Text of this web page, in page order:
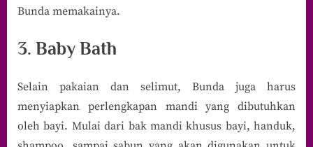
Bunda memakainya.
3. Baby Bath
Selain pakaian dan selimut, Bunda juga harus
menyiapkan perlengkapan mandi yang dibutuhkan
oleh bayi. Mulai dari bak mandi khusus bayi, handuk,